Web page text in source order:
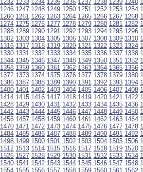
1232 1233 1234 1235 1236 1237 1238 1239 1240
1246 1247 1248 1249 1250 1251 1252 1253 1254
1260 1261 1262 1263 1264 1265 1266 1267 1268
1274 1275 1276 1277 1278 1279 1280 1281 1282
1288 1289 1290 1291 1292 1293 1294 1295 1296
1302 1303 1304 1305 1306 1307 1308 1309 1310
1316 1317 1318 1319 1320 1321 1322 1323 1324
1330 1331 1332 1333 1334 1335 1336 1337 1338
1344 1345 1346 1347 1348 1349 1350 1351 1352
1358 1359 1360 1361 1362 1363 1364 1365 1366
1372 1373 1374 1375 1376 1377 1378 1379 1380
1386 1387 1388 1389 1390 1391 1392 1393 1394
1400 1401 1402 1403 1404 1405 1406 1407 1408
1414 1415 1416 1417 1418 1419 1420 1421 1422
1428 1429 1430 1431 1432 1433 1434 1435 1436
1442 1443 1444 1445 1446 1447 1448 1449 1450
1456 1457 1458 1459 1460 1461 1462 1463 1464
1470 1471 1472 1473 1474 1475 1476 1477 1478
1484 1485 1486 1487 1488 1489 1490 1491 1492
1498 1499 1500 1501 1502 1503 1504 1505 1506
1512 1513 1514 1515 1516 1517 1518 1519 1520
1526 1527 1528 1529 1530 1531 1532 1533 1534
1540 1541 1542 1543 1544 1545 1546 1547 1548
1554 1555 1556 1557 1558 1559 1560 1561 1562